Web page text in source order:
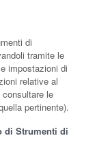
di
tramite le
impostazioni di
relative al
le
pertinente).
di Strumenti di